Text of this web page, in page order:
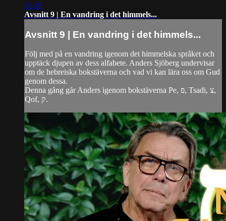
26:49
Avsnitt 9 | En vandring i det himmels...
Avsnitt 9 | En vandring i det himmels...
Följ med på en vandring igenom det himmelska språket och
upptäck djupen av dess alfabete. Anders Sjöberg undervisar
om de hebreiska bokstäverna och vad vi kan lära oss om Gud
genom dessa.
Denna gång går Anders igenom bokstäverna Pe, פ, Tsadi, צ,
Qof, ק.